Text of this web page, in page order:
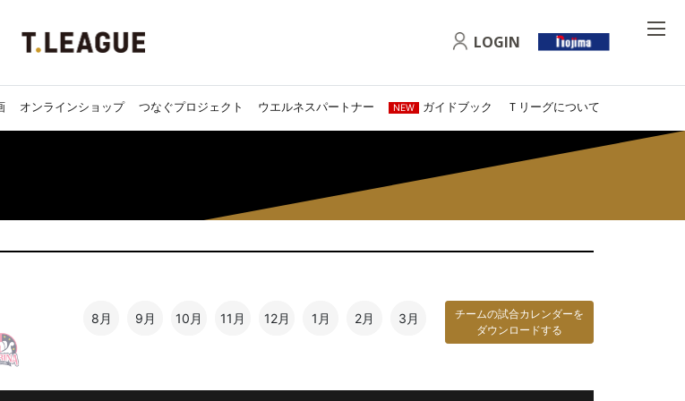
LOGIN
オンラインショップ つなぐプロジェクト ウエルネスパートナー NEW ガイドブック Ｔリーグについて
8月 9月 10月 11月 12月 1月 2月 3月
チームの試合カレンダーを
ダウンロードする